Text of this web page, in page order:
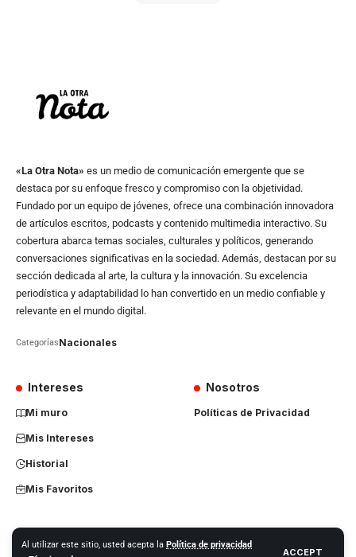
Al utilizar este sitio, usted acepta la Política de privacidad
ACCEPT
«La Otra Nota» es un medio de comunicación emergente que se
destaca por su enfoque fresco y compromiso con la objetividad.
Fundado por un equipo de jóvenes, ofrece una combinación innovadora
de artículos escritos, podcasts y contenido multimedia interactivo. Su
cobertura abarca temas sociales, culturales y políticos, generando
conversaciones significativas en la sociedad. Además, destacan por su
sección dedicada al arte, la cultura y la innovación. Su excelencia
periodística y adaptabilidad lo han convertido en un medio confiable y
relevante en el mundo digital.
CategoríasNacionales
Intereses
Mi muro
Mis Intereses
Historial
Mis Favoritos
Nosotros
Políticas de Privacidad